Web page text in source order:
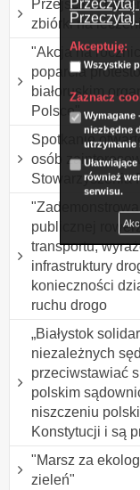
Akceptuję:
Wszystkie
Zaznacz
Wymagane
niezbędne
utrzymanie
również
serwisu.
Przejście z
zbiórki na
"Akcja na
poparcia
białoruskim
Polsce"
Spotkanie
osób
Stowarzyszenia
publicznej
transportu,
infrastruktury
konieczności
ruchu drogo
„Białystok
niezależnych
przeciwstawiać
polskim
niszczeniu
Konstytucji i są
"Marsz za
zieleń"